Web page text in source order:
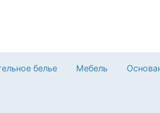
белье Мебель